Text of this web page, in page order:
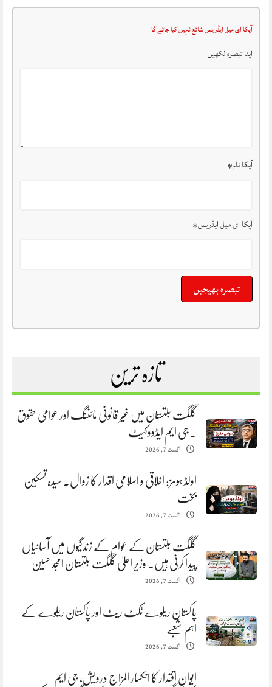
آپکا ای میل ایڈریس شائع نہیں کیا جائے گا
اپنا تبصرہ لکھیں
آپکا نام*
آپکا ای میل ایڈریس*
تازہ ترین
گلگت بلتستان میں غیر قانونی مائننگ اور عوامی حقوق
. جی ایم ایڈووکیٹ
اگست 7, 2026
اولڈ ہومز: اخلاقی و اسلامی اقدار کا زوال. سیدہ تسکین
بخت
اگست 7, 2026
گلگت بلتستان کے عوام کے زندگیوں میں آسانیاں
پیدا کرنی ہیں. وزیر اعلیٰ گلگت بلتستان امجد حسین
اگست 7, 2026
پاکستان ریلوے ٹکٹ ریٹ اور پاکستان ریلوے کے
اہم شعبے
اگست 7, 2026
ایوانِ اقتدار کا انکسار المزاج درویش، جی ایم